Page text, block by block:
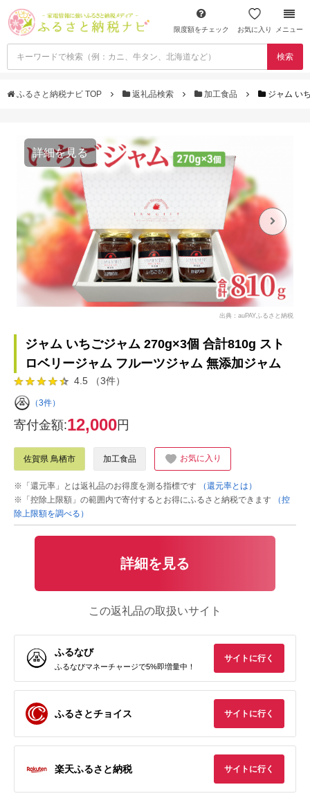
限度額をチェック お気に入り メニュー
検索
ふるさと納税ナビ TOP 返礼品検索 加工食品 ジャム い
詳細を見る
出典：auPAYふるさと納税
ジャム いちごジャム 270g×3個 合計810g スト
ロベリージャム フルーツジャム 無添加ジャム
4.5 （3件）
（3件）
寄付金額:12,000円
佐賀県 鳥栖市 加工食品 お気に入り
※「還元率」とは返礼品のお得度を測る指標です
（還元率とは）
※「控除上限額」の範囲内で寄付するとお得にふるさと納税できます
（控
除上限額を調べる）
詳細を見る
この返礼品の取扱いサイト
ふるなび
ふるなびマネーチャージで5%即増量中！
サイトに行く
ふるさとチョイス サイトに行く
楽天ふるさと納税 サイトに行く